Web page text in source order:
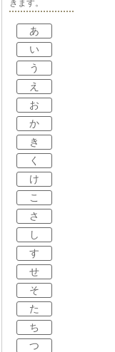
きます。
あ
い
う
え
お
か
き
く
け
こ
さ
し
す
せ
そ
た
ち
つ